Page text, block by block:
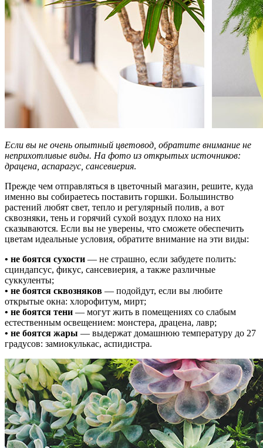
Если вы не очень опытный цветовод, обратите внимание не
неприхотливые виды. На фото из открытых источников:
драцена, аспарагус, сансевиерия.
Прежде чем отправляться в цветочный магазин, решите, куда
именно вы собираетесь поставить горшки. Большинство
растений любят свет, тепло и регулярный полив, а вот
сквозняки, тень и горячий сухой воздух плохо на них
сказываются. Если вы не уверены, что сможете обеспечить
цветам идеальные условия, обратите внимание на эти виды:
• не боятся сухости — не страшно, если забудете полить:
сциндапсус, фикус, сансевиерия, а также различные
суккуленты;
• не боятся сквозняков — подойдут, если вы любите
открытые окна: хлорофитум, мирт;
• не боятся тени — могут жить в помещениях со слабым
естественным освещением: монстера, драцена, лавр;
• не боятся жары — выдержат домашнюю температуру до 27
градусов: замиокулькас, аспидистра.